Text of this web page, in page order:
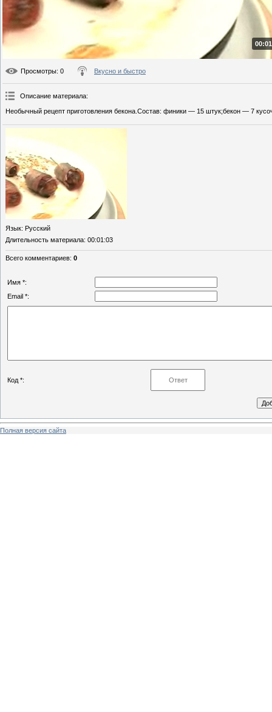
Просмотры: 0 Вкусно и быстро
Описание материала:
Необычный рецепт приготовления бекона.Состав: финики — 15 штук;бекон — 7
Язык: Русский
Длительность материала: 00:01:03
Всего комментариев: 0
Имя *:
Email *:
Код *:
Полная версия сайта